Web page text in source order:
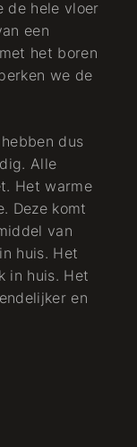
de hele vloer
een
het boren
we de
dus
Alle
Het warme
Deze komt
van
huis. Het
in huis. Het
en